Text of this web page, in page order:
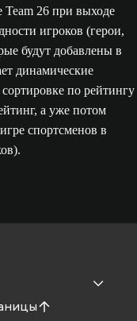
Team 26 при выходе
игроков (герои,
будут добавлены в
динамические
по рейтингу
а уже потом
спортсменов в